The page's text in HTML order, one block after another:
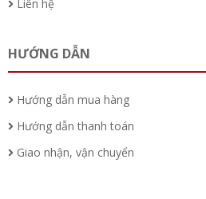
Liên hệ
HƯỚNG DẪN
Hướng dẫn mua hàng
Hướng dẫn thanh toán
Giao nhận, vận chuyển